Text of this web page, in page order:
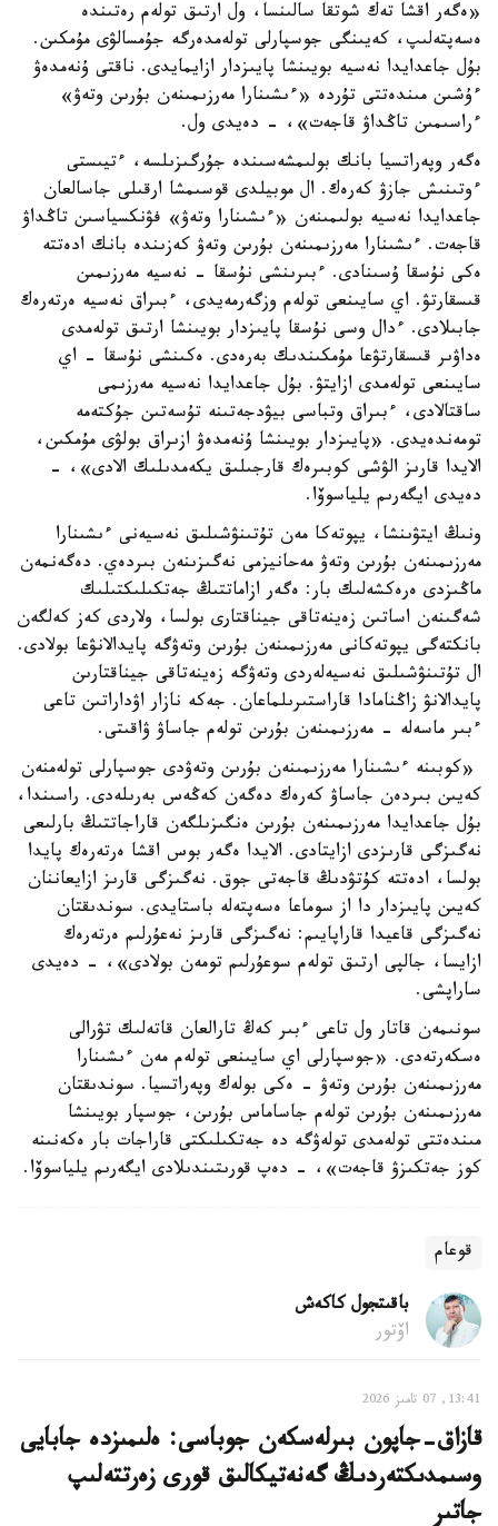
«ەگەر اقشا تەك شوتقا سالىنسا، ول ارتىق تولەم رەتىندە
ەسەپتەلىپ، كەيىنگى جوسپارلى تولەمدەرگە جۇمسالۋى مۇمكىن.
بۇل جاعدايدا نەسيە بويىنشا پايىزدار ازايمايدى. ناقتى ۇنەمدەۋ
ءۇشىن مىندەتتى تۇردە «ءىشىنارا مەرزىمىنەن بۇرىن وتەۋ»
ءراسىمىن تاڭداۋ قاجەت»، - دەيدى ول.
ەگەر وپەراتسيا بانك بولىمشەسىندە جۇرگىزىلسە، ءتيىستى
ءوتىنىش جازۋ كەرەك. ال موبيلدى قوسىمشا ارقىلى جاسالعان
جاعدايدا نەسيە بولىمىنەن «ءىشىنارا وتەۋ» فۋنكسياسىن تاڭداۋ
قاجەت. ءىشىنارا مەرزىمىنەن بۇرىن وتەۋ كەزىندە بانك ادەتتە
ەكى نۇسقا ۇسىنادى. ءبىرىنشى نۇسقا - نەسيە مەرزىمىن
قىسقارتۋ. اي سايىنعى تولەم وزگەرمەيدى، ءبىراق نەسيە ەرتەرەك
جابىلادى. ءدال وسى نۇسقا پايىزدار بويىنشا ارتىق تولەمدى
ەداۋىر قىسقارتۋعا مۇمكىندىك بەرەدى. ەكىنشى نۇسقا - اي
سايىنعى تولەمدى ازايتۋ. بۇل جاعدايدا نەسيە مەرزىمى
ساقتالادى، ءبىراق وتباسى بيۋدجەتىنە تۇسەتىن جۇكتەمە
تومەندەيدى. «پايىزدار بويىنشا ۇنەمدەۋ ازىراق بولۋى مۇمكىن،
الايدا قارىز الۋشى كوبىرەك قارجىلىق يكەمدىلىك الادى»، -
دەيدى ايگەرىم يلياسوۆا.
ونىڭ ايتۋىنشا، يپوتەكا مەن تۇتىنۋشىلىق نەسيەنى ءىشىنارا
مەرزىمىنەن بۇرىن وتەۋ مەحانيزمى نەگىزىنەن بىردەي. دەگەنمەن
ماڭىزدى ەرەكشەلىك بار: ەگەر ازاماتتىڭ جەتكىلىكتىلىك
شەگىنەن اساتىن زەينەتاقى جيناقتارى بولسا، ولاردى كەز كەلگەن
بانكتەگى يپوتەكانى مەرزىمىنەن بۇرىن وتەۋگە پايدالانۋعا بولادى.
ال تۇتىنۋشىلىق نەسيەلەردى وتەۋگە زەينەتاقى جيناقتارىن
پايدالانۋ زاڭنامادا قاراستىرىلماعان. جەكە نازار اۋداراتىن تاعى
ءبىر ماسەلە - مەرزىمىنەن بۇرىن تولەم جاساۋ ۋاقىتى.
«كوبىنە ءىشىنارا مەرزىمىنەن بۇرىن وتەۋدى جوسپارلى تولەمنەن
كەيىن بىردەن جاساۋ كەرەك دەگەن كەڭەس بەرىلەدى. راسىندا،
بۇل جاعدايدا مەرزىمىنەن بۇرىن ەنگىزىلگەن قاراجاتتىڭ بارلىعى
نەگىزگى قارىزدى ازايتادى. الايدا ەگەر بوس اقشا ەرتەرەك پايدا
بولسا، ادەتتە كۇتۋدىڭ قاجەتى جوق. نەگىزگى قارىز ازايعاننان
كەيىن پايىزدار دا از سوماعا ەسەپتەلە باستايدى. سوندىقتان
نەگىزگى قاعيدا قاراپايىم: نەگىزگى قارىز نەعۇرلىم ەرتەرەك
ازايسا، جالپى ارتىق تولەم سوعۇرلىم تومەن بولادى»، - دەيدى
ساراپشى.
سونىمەن قاتار ول تاعى ءبىر كەڭ تارالعان قاتەلىك تۋرالى
ەسكەرتەدى. «جوسپارلى اي سايىنعى تولەم مەن ءىشىنارا
مەرزىمىنەن بۇرىن وتەۋ - ەكى بولەك وپەراتسيا. سوندىقتان
مەرزىمىنەن بۇرىن تولەم جاساماس بۇرىن، جوسپار بويىنشا
مىندەتتى تولەمدى تولەۋگە دە جەتكىلىكتى قاراجات بار ەكەنىنە
كوز جەتكىزۋ قاجەت»، - دەپ قورىتىندىلادى ايگەرىم يلياسوۆا.
قوعام
باقىتجول كاكەش
اۆتور
13:41, 07 تامىز 2026
قازاق-جاپون بىرلەسكەن جوباسى: ەلىمىزدە جابايى
وسىمدىكتەردىڭ گەنەتيكالىق قورى زەرتتەلىپ
جاتىر